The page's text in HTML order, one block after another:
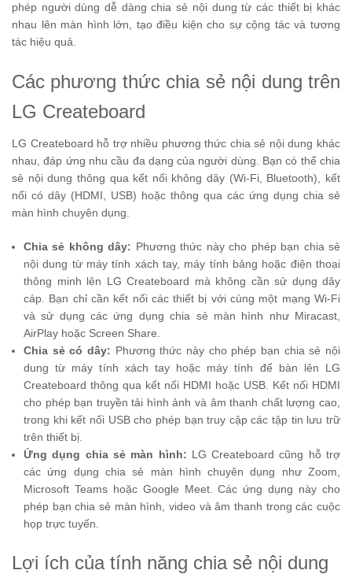
phép người dùng dễ dàng chia sẻ nội dung từ các thiết bị khác
nhau lên màn hình lớn, tạo điều kiện cho sự cộng tác và tương
tác hiệu quả.
Các phương thức chia sẻ nội dung trên
LG Createboard
LG Createboard hỗ trợ nhiều phương thức chia sẻ nội dung khác
nhau, đáp ứng nhu cầu đa dạng của người dùng. Bạn có thể chia
sẻ nội dung thông qua kết nối không dây (Wi-Fi, Bluetooth), kết
nối có dây (HDMI, USB) hoặc thông qua các ứng dụng chia sẻ
màn hình chuyên dụng.
Chia sẻ không dây: Phương thức này cho phép bạn chia sẻ
nội dung từ máy tính xách tay, máy tính bảng hoặc điện thoại
thông minh lên LG Createboard mà không cần sử dụng dây
cáp. Bạn chỉ cần kết nối các thiết bị với cùng một mạng Wi-Fi
và sử dụng các ứng dụng chia sẻ màn hình như Miracast,
AirPlay hoặc Screen Share.
Chia sẻ có dây: Phương thức này cho phép bạn chia sẻ nội
dung từ máy tính xách tay hoặc máy tính để bàn lên LG
Createboard thông qua kết nối HDMI hoặc USB. Kết nối HDMI
cho phép bạn truyền tải hình ảnh và âm thanh chất lượng cao,
trong khi kết nối USB cho phép bạn truy cập các tập tin lưu trữ
trên thiết bị.
Ứng dụng chia sẻ màn hình: LG Createboard cũng hỗ trợ
các ứng dụng chia sẻ màn hình chuyên dụng như Zoom,
Microsoft Teams hoặc Google Meet. Các ứng dụng này cho
phép bạn chia sẻ màn hình, video và âm thanh trong các cuộc
họp trực tuyến.
Lợi ích của tính năng chia sẻ nội dung